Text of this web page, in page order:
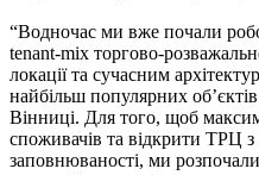
“Водночас ми вже почали
tenant-mix торгово-
локації та сучасним
найбільш популярних
Вінниці. Для того, щоб
споживачів та відкрити ТРЦ
заповнюваності, ми